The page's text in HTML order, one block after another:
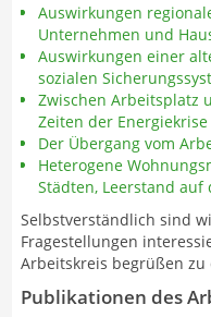
Auswirkungen
Unternehmen und
Auswirkungen einer
sozialen
Zwischen Arbeitsplatz
Zeiten der Energiekrise
Der Übergang vom
Heterogene
Städten, Leerstand auf
Selbstverständlich sind
Fragestellungen
Arbeitskreis begrüßen zu
Publikationen des